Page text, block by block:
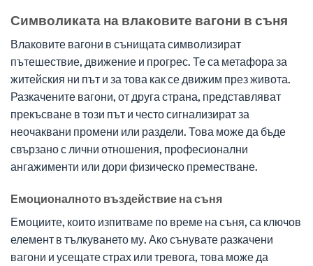
Символиката на влаковите вагони в съня
Влаковите вагони в сънищата символизират
пътешествие, движение и прогрес. Те са метафора за
житейския ни път и за това как се движим през живота.
Разкачените вагони, от друга страна, представляват
прекъсване в този път и често сигнализират за
неочаквани промени или раздели. Това може да бъде
свързано с лични отношения, професионални
ангажименти или дори физическо преместване.
Емоционалното въздействие на съня
Емоциите, които изпитваме по време на съня, са ключов
елемент в тълкуването му. Ако сънувате разкачени
вагони и усещате страх или тревога, това може да